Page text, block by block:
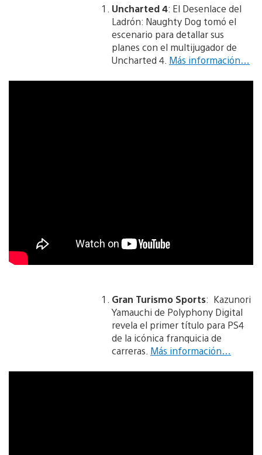
Uncharted 4: El Desenlace del
Ladrón: Naughty Dog tomó el
escenario para detallar sus
planes con el multijugador de
Uncharted 4. Más información…
Gran Turismo Sports: Kazunori
Yamauchi de Polyphony Digital
revela el primer título para PS4
de la icónica franquicia de
carreras. Más información…